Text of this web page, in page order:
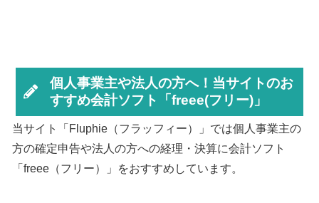
個人事業主や法人の方へ！当サイトのお
すすめ会計ソフト「freee(フリー)」
当サイト「Fluphie（フラッフィー）」では個人事業主の
方の確定申告や法人の方への経理・決算に会計ソフト
「freee（フリー）」をおすすめしています。